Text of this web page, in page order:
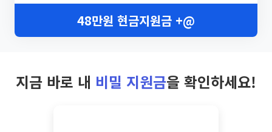
48만원 현금지원금 +@
지금 바로 내 비밀 지원금을 확인하세요!